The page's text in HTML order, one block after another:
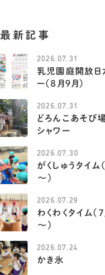
最新記事
2026.07.31
乳児園庭開放日
ー（８月９月）
2026.07.31
どろんこあそび
シャワー
2026.07.30
がくしゅうタイ
～）
2026.07.29
わくわくタイム
～）
2026.07.24
かき氷